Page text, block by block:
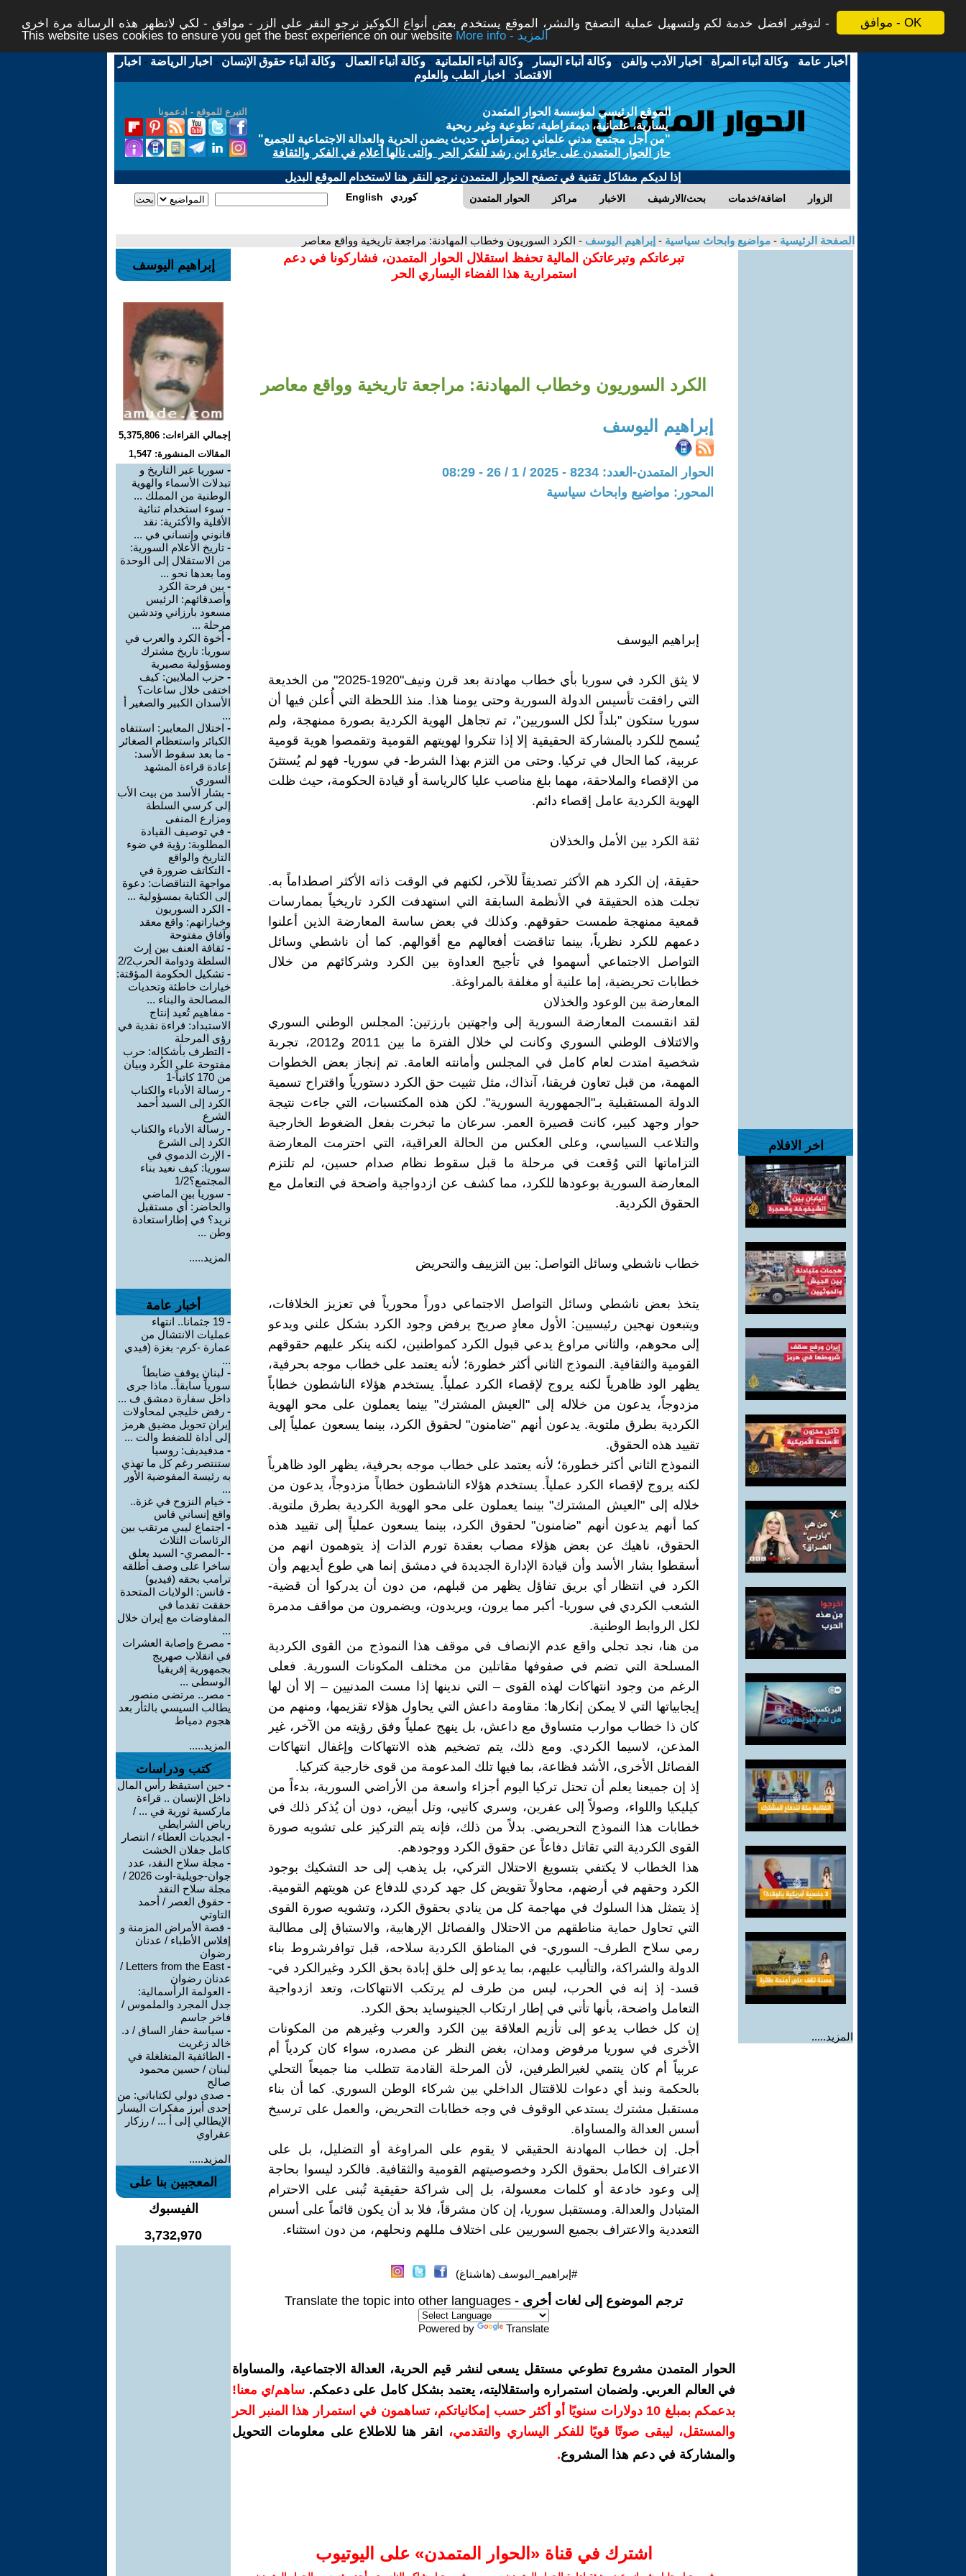
موافق - OK
لتوفير افضل خدمة لكم ولتسهيل عملية التصفح والنشر، الموقع يستخدم بعض أنواع الكوكيز نرجو النقر على الزر - موافق - لكي لاتظهر هذه الرسالة مرة اخرى -
This website uses cookies to ensure you get the best experience on our website
More info - المزيد
أخبار عامة -وكالة أنباء المرأة - اخبار الأدب والفن -وكالة أنباء اليسار -وكالة أنباء العلمانية -وكالة أنباء العمال -وكالة أنباء حقوق الإنسان - اخبار الرياضة - اخبار
الاقتصاد - اخبار الطب والعلوم
التبرع للموقع - ادعمونا
الموقع الرئيسي لمؤسسة الحوار المتمدن
يسارية، علمانية، ديمقراطية، تطوعية وغير ربحية
"من أجل مجتمع مدني علماني ديمقراطي حديث يضمن الحرية والعدالة الاجتماعية للجميع"
حاز الحوار المتمدن على جائزة ابن رشد للفكر الحر والتى نالها أعلام في الفكر والثقافة
إذا لديكم مشاكل تقنية في تصفح الحوار المتمدن نرجو النقر هنا لاستخدام الموقع البديل
الحوار المتمدن مراكز الاخبار بحث/الارشيف اضافة/خدمات الزوار English كوردي
الصفحة الرئيسية - مواضيع وابحاث سياسية - إبراهيم اليوسف - الكرد السوريون وخطاب المهادنة: مراجعة تاريخية وواقع معاصر
اخر الافلام
المزيد.....
تبرعاتكم وتبرعاتكن المالية تحفظ استقلال الحوار المتمدن، فشاركونا في دعم
استمرارية هذا الفضاء اليساري الحر
الكرد السوريون وخطاب المهادنة: مراجعة تاريخية وواقع معاصر
إبراهيم اليوسف
الحوار المتمدن-العدد: 8234 - 2025 / 1 / 26 - 08:29
المحور: مواضيع وابحاث سياسية
إبراهيم اليوسف
لا يثق الكرد في سوريا بأي خطاب مهادنة بعد قرن ونيف"1920-2025" من الخديعة
التي رافقت تأسيس الدولة السورية وحتى يومنا هذا. منذ اللحظة التي أُعلن فيها أن
سوريا ستكون "بلداً لكل السوريين"، تم تجاهل الهوية الكردية بصورة ممنهجة، ولم
يُسمح للكرد بالمشاركة الحقيقية إلا إذا تنكروا لهويتهم القومية وتقمصوا هوية قومية
عربية، كما الحال في تركيا. وحتى من التزم بهذا الشرط- في سوريا- فهو لم يُستثنَ
من الإقصاء والملاحقة، مهما بلغ مناصب عليا كالرياسة أو قيادة الحكومة، حيث ظلت
الهوية الكردية عامل إقصاء دائم.
ثقة الكرد بين الأمل والخذلان
حقيقة، إن الكرد هم الأكثر تصديقاً للآخر، لكنهم في الوقت ذاته الأكثر اصطداماً به.
تجلت هذه الحقيقة في الأنظمة السابقة التي استهدفت الكرد تاريخياً بممارسات
قمعية ممنهجة طمست حقوقهم. وكذلك في بعض ساسة المعارضة الذين أعلنوا
دعمهم للكرد نظرياً، بينما تناقضت أفعالهم مع أقوالهم. كما أن ناشطي وسائل
التواصل الاجتماعي أسهموا في تأجيج العداوة بين الكرد وشركائهم من خلال
خطابات تحريضية، إما علنية أو مغلفة بالمراوغة.
المعارضة بين الوعود والخذلان
لقد انقسمت المعارضة السورية إلى واجهتين بارزتين: المجلس الوطني السوري
والائتلاف الوطني السوري وكانت لي خلال الفترة ما بين 2011 و2012، تجربة
شخصية امتدت لعام كامل في المجلس وأمانته العامة. تم إنجاز بعض الخطوات
المهمة، من قبل تعاون فريقنا، آنذاك، مثل تثبيت حق الكرد دستورياً واقتراح تسمية
الدولة المستقبلية بـ"الجمهورية السورية". لكن هذه المكتسبات، التي جاءت نتيجة
حوار وجهد كبير، كانت قصيرة العمر. سرعان ما تبخرت بفعل الضغوط الخارجية
والتلاعب السياسي، وعلى العكس من الحالة العراقية، التي احترمت المعارضة
التزاماتها التي وُقعت في مرحلة ما قبل سقوط نظام صدام حسين، لم تلتزم
المعارضة السورية بوعودها للكرد، مما كشف عن ازدواجية واضحة في التعامل مع
الحقوق الكردية.
خطاب ناشطي وسائل التواصل: بين التزييف والتحريض
يتخذ بعض ناشطي وسائل التواصل الاجتماعي دوراً محورياً في تعزيز الخلافات،
ويتبعون نهجين رئيسيين: الأول معادٍ صريح يرفض وجود الكرد بشكل علني ويدعو
إلى محوهم، والثاني مراوغ يدعي قبول الكرد كمواطنين، لكنه ينكر عليهم حقوقهم
القومية والثقافية. النموذج الثاني أكثر خطورة؛ لأنه يعتمد على خطاب موجه بحرفية،
يظهر الود ظاهرياً لكنه يروج لإقصاء الكرد عملياً. يستخدم هؤلاء الناشطون خطاباً
مزدوجاً، يدعون من خلاله إلى "العيش المشترك" بينما يعملون على محو الهوية
الكردية بطرق ملتوية. يدعون أنهم "ضامنون" لحقوق الكرد، بينما يسعون عملياً إلى
تقييد هذه الحقوق.
النموذج الثاني أكثر خطورة؛ لأنه يعتمد على خطاب موجه بحرفية، يظهر الود ظاهرياً
لكنه يروج لإقصاء الكرد عملياً. يستخدم هؤلاء الناشطون خطاباً مزدوجاً، يدعون من
خلاله إلى "العيش المشترك" بينما يعملون على محو الهوية الكردية بطرق ملتوية.
كما أنهم يدعون أنهم "ضامنون" لحقوق الكرد، بينما يسعون عملياً إلى تقييد هذه
الحقوق، ناهيك عن بعض هؤلاء مصاب بعقدة تورم الذات إذ يتوهمون انهم من
أسقطوا بشار الأسد وأن قيادة الإدارة الجديدة في دمشق إنما هي طوع أيديهم وأن
الكرد في انتظار أي بريق تفاؤل يظهر من قبلهم، من دون أن يدركوا أن قضية-
الشعب الكردي في سوريا- أكبر مما يرون، ويريدون، ويضمرون من مواقف مدمرة
لكل الروابط الوطنية.
من هنا، نجد تجلي واقع عدم الإنصاف في موقف هذا النموذج من القوى الكردية
المسلحة التي تضم في صفوفها مقاتلين من مختلف المكونات السورية. فعلى
الرغم من وجود انتهاكات لهذه القوى – التي ندينها إذا مست المدنيين – إلا أن لها
إيجابياتها التي لا يمكن إنكارها: مقاومة داعش التي يحاول هؤلاء تقزيمها، ومنهم من
كان ذا خطاب موارب متساوق مع داعش، بل ينهج عملياً وفق رؤيته من الآخر، غير
المذعن، لاسيما الكردي. ومع ذلك، يتم تضخيم هذه الانتهاكات وإغفال انتهاكات
الفصائل الأخرى، الأشد فظاعة، بما فيها تلك المدعومة من قوى خارجية كتركيا.
إذ إن جميعنا يعلم أن تحتل تركيا اليوم أجزاء واسعة من الأراضي السورية، بدءاً من
كيليكيا واللواء، وصولاً إلى عفرين، وسري كانيي، وتل أبيض، دون أن يُذكر ذلك في
خطابات هذا النموذج التحريضي. بدلاً من ذلك، فإنه يتم التركيز على تشويه صورة
القوى الكردية التي تقاتل دفاعاً عن حقوق الكرد ووجودهم.
هذا الخطاب لا يكتفي بتسويغ الاحتلال التركي، بل يذهب إلى حد التشكيك بوجود
الكرد وحقهم في أرضهم، محاولاً تقويض كل جهد كردي للدفاع عن هويتهم القومية.
إذ يتمثل هذا السلوك في مهاجمة كل من ينادي بحقوق الكرد، وتشويه صورة القوى
التي تحاول حماية مناطقهم من الاحتلال والفصائل الإرهابية، والاستباق إلى مطالبة
رمي سلاح الطرف- السوري- في المناطق الكردية سلاحه، قبل توافرشروط بناء
الدولة والشراكة، والتأليب عليهم، بما يدعو إلى خلق إبادة بحق الكرد وغيرالكرد في-
قسد- إذ إنه في الحرب، ليس من طرف لم يرتكب الانتهاكات، وتعد ازدواجية
التعامل واضحة، بأنها تأتي في إطار ارتكاب الجينوسايد بحق الكرد.
إن كل خطاب يدعو إلى تأزيم العلاقة بين الكرد والعرب وغيرهم من المكونات
الأخرى في سوريا مرفوض ومدان، بغض النظر عن مصدره، سواء كان كردياً أم
عربياً أم كان ينتمي لغيرالطرفين، لأن المرحلة القادمة تتطلب منا جميعاً التحلي
بالحكمة ونبذ أي دعوات للاقتتال الداخلي بين شركاء الوطن السوري. كما أن بناء
مستقبل مشترك يستدعي الوقوف في وجه خطابات التحريض، والعمل على ترسيخ
أسس العدالة والمساواة.
أجل. إن خطاب المهادنة الحقيقي لا يقوم على المراوغة أو التضليل، بل على
الاعتراف الكامل بحقوق الكرد وخصوصيتهم القومية والثقافية. فالكرد ليسوا بحاجة
إلى وعود خادعة أو كلمات معسولة، بل إلى شراكة حقيقية تُبنى على الاحترام
المتبادل والعدالة. ومستقبل سوريا، إن كان مشرقاً، فلا بد أن يكون قائماً على أسس
التعددية والاعتراف بجميع السوريين على اختلاف مللهم ونحلهم، من دون استثناء.
#إبراهيم_اليوسف (هاشتاغ)
ترجم الموضوع إلى لغات أخرى - Translate the topic into other languages
Powered by Translate
الحوار المتمدن مشروع تطوعي مستقل يسعى لنشر قيم الحرية، العدالة الاجتماعية، والمساواة
في العالم العربي. ولضمان استمراره واستقلاليته، يعتمد بشكل كامل على دعمكم. ساهم/ي معنا!
بدعمكم بمبلغ 10 دولارات سنويًا أو أكثر حسب إمكانياتكم، تساهمون في استمرار هذا المنبر الحر
والمستقل، ليبقى صوتًا قويًا للفكر اليساري والتقدمي،
انقر هنا للاطلاع على معلومات التحويل
والمشاركة في دعم هذا المشروع.
اشترك في قناة ‫«الحوار المتمدن» على اليوتيوب
إبراهيم اليوسف
إجمالي القراءات: 5,375,806
المقالات المنشورة: 1,547
- سوريا عبر التاريخ و
تبدلات الأسماء والهوية
الوطنية من المملك ...
- سوء استخدام ثنائية
الأقلية والأكثرية: نقد
قانوني وإنساني في ...
- تاريخ الأعلام السورية:
من الاستقلال إلى الوحدة
وما بعدها نحو ...
- بين فرحة الكرد
وأصدقائهم: الرئيس
مسعود بارزاني وتدشين
مرحلة ...
- أخوة الكرد والعرب في
سوريا: تاريخ مشترك
ومسؤولية مصيرية
- حزب الملايين: كيف
اختفى خلال ساعات؟
الأسدان الكبير والصغير أ
...
- اختلال المعايير: استتفاه
الكبائر واستعظام الصغائر
- ما بعد سقوط الأسد:
إعادة قراءة المشهد
السوري
- بشار الأسد من بيت الأب
إلى كرسي السلطة
ومزارع المنفى
- في توصيف القيادة
المطلوبة: رؤية في ضوء
التاريخ والواقع
- التكاتف ضرورة في
مواجهة التناقضات: دعوة
إلى الكتابة بمسؤولية ...
- الكرد السوريون
وخياراتهم: واقع معقد
وآفاق مفتوحة
- ثقافة العنف بين إرث
السلطة ودوامة الحرب2/2
- تشكيل الحكومة المؤقتة:
خيارات خاطئة وتحديات
المصالحة والبناء ...
- مفاهيم تُعيد إنتاج
الاستبداد: قراءة نقدية في
رؤى المرحلة
- التطرف بأشكاله: حرب
مفتوحة على الكُرد وبيان
من 170 كاتباً-1
- رسالة الأدباء والكتاب
الكرد إلى السيد أحمد
الشرع
- رسالة الأدباء والكتاب
الكرد إلى الشرع
- الإرث الدموي في
سوريا: كيف نعيد بناء
المجتمع؟1/2
- سوريا بين الماضي
والحاضر: أي مستقبل
نريد؟ في إطاراستعادة
وطن ...
المزيد.....
أخبار عامة
-
19 جثمانا.. انتهاء
عمليات الانتشال من
عمارة -كرم- بغزة (فيدي
...
- لبنان يوقف ضابطاً
سورياً سابقاً.. ماذا جرى
داخل سفارة دمشق ف ...
- رفض خليجي لمحاولات
إيران تحويل مضيق هرمز
إلى أداة للضغط والت ...
- مدفيديف: روسيا
ستنتصر رغم كل ما تهذي
به رئيسة المفوضية الأور
...
- خيام النزوح في غزة..
واقع إنساني قاس
- اجتماع ليبي مرتقب بين
الرئاسات الثلاث
- -المصري- السيد يعلق
ساخرا على وصف أطلقه
ترامب بحقه (فيديو)
- فانس: الولايات المتحدة
حققت تقدما في
المفاوضات مع إيران خلال
...
- مصرع وإصابة العشرات
في انقلاب صهريج
بجمهورية إفريقيا
الوسطى ...
- مصر.. مرتضى منصور
يطالب السيسي بالثأر بعد
هجوم دمياط
المزيد.....
كتب ودراسات
- حين استيقظ رأس المال
داخل الإنسان .. قراءة
ماركسية ثورية في ... /
رياض الشرايطي
- ابجديات العطاء / انتصار
كامل جفلان الخشت
- مجلة سلاح النقد، عدد
جوان-جويلية-اوت 2026 /
مجلة سلاح النقد
- حقوق العصر / أحمد
التاوتي
- قصة الأمراض المزمنة و
إفلاس الأطباء / عدنان
رضوان
-
Letters from the East /
عدنان رضوان
- العولمة الرأسمالية:
جدل المجرد والملموس /
فاخر جاسم
- سياسة حفار الساق / د.
خالد زغريت
- الطائفية المتغلغلة في
لبنان / حسين محمود
صالح
- صدى دولي لكتاباتي: من
إحدى أبرز مفكرات اليسار
الإيطالي إلى أ ... / رزكار
عقراوي
المزيد.....
المعجبين بنا على
الفيسبوك
3,732,970